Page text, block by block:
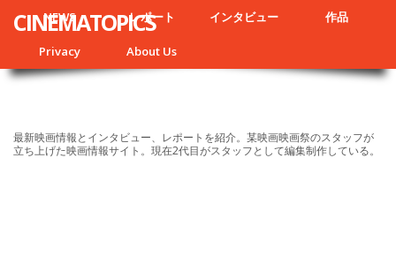
NEWS レポート インタビュー 作品
Privacy About Us
CINEMATOPICS
最新映画情報とインタビュー、レポートを紹介。某映画映画祭のスタッフが
立ち上げた映画情報サイト。現在2代目がスタッフとして編集制作している。